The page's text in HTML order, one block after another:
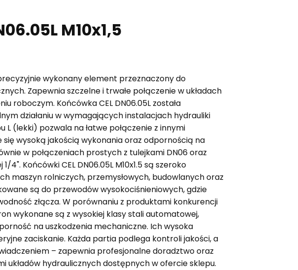
M10x1,5
precyzyjnie wykonany element przeznaczony do
Zapewnia szczelne i trwałe połączenie w układach
roboczym. Końcówka CEL DN06.05L została
działaniu w wymagających instalacjach hydrauliki
L (lekki) pozwala na łatwe połączenie z innymi
się wysoką jakością wykonania oraz odpornością na
w połączeniach prostych z tulejkami DN06 oraz
Końcówki CEL DN06.05L M10x1.5 są szeroko
maszyn rolniczych, przemysłowych, budowlanych oraz
są do przewodów wysokociśnieniowych, gdzie
złącza. W porównaniu z produktami konkurencji
wykonane są z wysokiej klasy stali automatowej,
na uszkodzenia mechaniczne. Ich wysoka
zaciskanie. Każda partia podlega kontroli jakości, a
– zapewnia profesjonalne doradztwo oraz
układów hydraulicznych dostępnych w ofercie sklepu.